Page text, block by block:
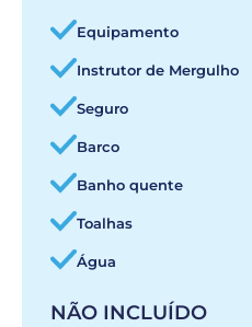
Equipamento
Instrutor de Mergulho
Seguro
Barco
Banho quente
Toalhas
Água
NÃO INCLUÍDO